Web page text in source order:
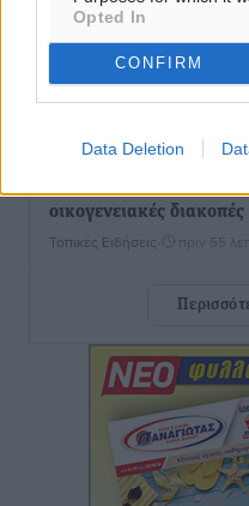
Opted In
CONFIRM
Data Deletion
Κικίλιας: Μειώθηκαν
ροές στα θαλάσσια
Ειδήσεις• πριν 46 λεπτά
Κως: Γερμανός
οικογενειακές
Τοπικές Ειδήσεις πριν 55
Ο γεωεντοπισμός μέσω
Τοπικές Ειδήσεις• πριν 59
Σύμη: Ανασύρθηκε
ο 8ος Γερμανός που
ιστιοφόρου